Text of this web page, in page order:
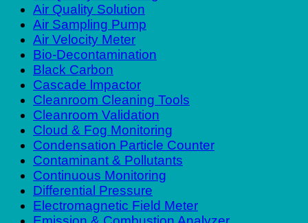
Air Quality Solution
Air Sampling Pump
Air Velocity Meter
Bio-Decontamination
Black Carbon
Cascade lmpactor
Cleanroom Cleaning Tools
Cleanroom Validation
Cloud & Fog Monitoring
Condensation Particle Counter
Contaminant & Pollutants
Continuous Monitoring
Differential Pressure
Electromagnetic Field Meter